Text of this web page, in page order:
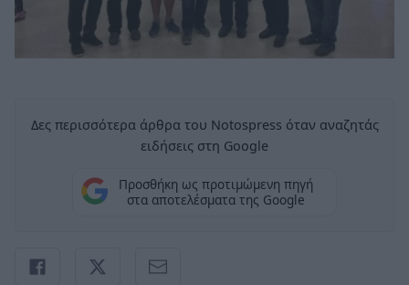
Δες περισσότερα άρθρα του Notospress όταν αναζητάς
ειδήσεις στη Google
Προσθήκη ως προτιμώμενη πηγή
στα αποτελέσματα της Google